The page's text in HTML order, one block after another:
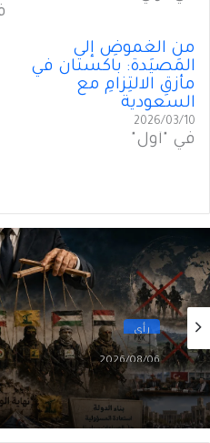
من الغموضِ إلى
المَصيَدة: باكستان في
مأزقِ الالتِزامِ مع
السعودية
2026/03/10
في "أول"
رأي
2026/08/06
سقوطُ “الأذرُع”: هل